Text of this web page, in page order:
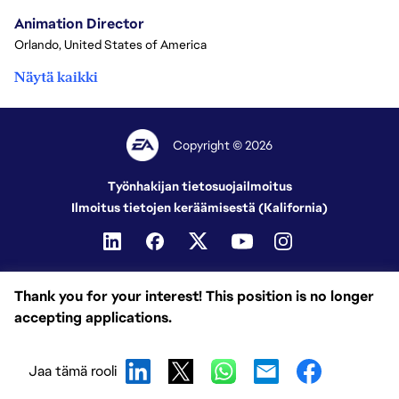
Thank you for your interest! This position is no longer
accepting applications.
Jaa tämä rooli
Animation Director
Orlando, United States of America
Näytä kaikki
Copyright © 2026
Työnhakijan tietosuojailmoitus
Ilmoitus tietojen keräämisestä (Kalifornia)